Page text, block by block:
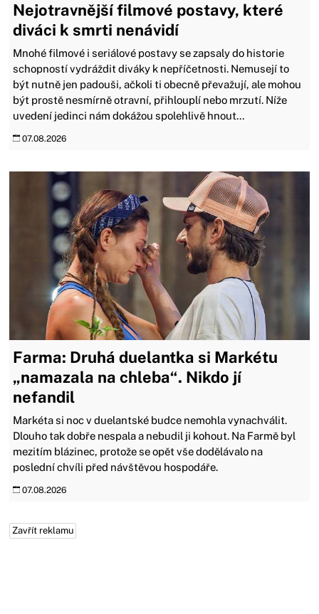
Nejotravnější filmové postavy, které
diváci k smrti nenávidí
Mnohé filmové i seriálové postavy se zapsaly do historie
schopností vydráždit diváky k nepříčetnosti. Nemusejí to
být nutně jen padouši, ačkoli ti obecně převažují, ale mohou
být prostě nesmírně otravní, přihlouplí nebo mrzutí. Níže
uvedení jedinci nám dokážou spolehlivě hnout...
07.08.2026
Farma: Druhá duelantka si Markétu
„namazala na chleba“. Nikdo jí
nefandil
Markéta si noc v duelantské budce nemohla vynachválit.
Dlouho tak dobře nespala a nebudil ji kohout. Na Farmě byl
mezitím blázinec, protože se opět vše dodělávalo na
poslední chvíli před návštěvou hospodáře.
07.08.2026
Zavřít reklamu